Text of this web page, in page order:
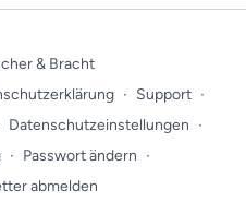
& Bracht
∙ Support ∙
Datenschutzeinstellungen ∙
∙ Passwort ändern ∙
abmelden